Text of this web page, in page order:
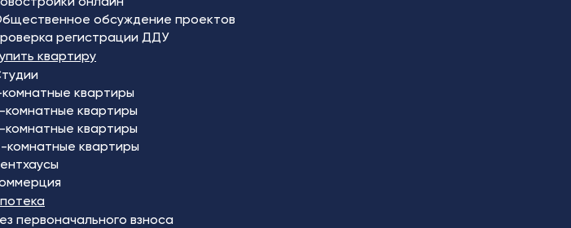
обсуждение проектов
регистрации ДДУ
квартиру
комнатные квартиры
комнатные квартиры
комнатные квартиры
комнатные квартиры
первоначального взноса